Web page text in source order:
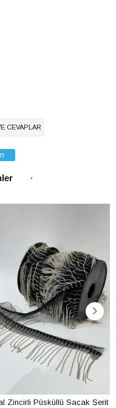
CEVAPLAR
Zincirli Püsküllü Saçak Şerit